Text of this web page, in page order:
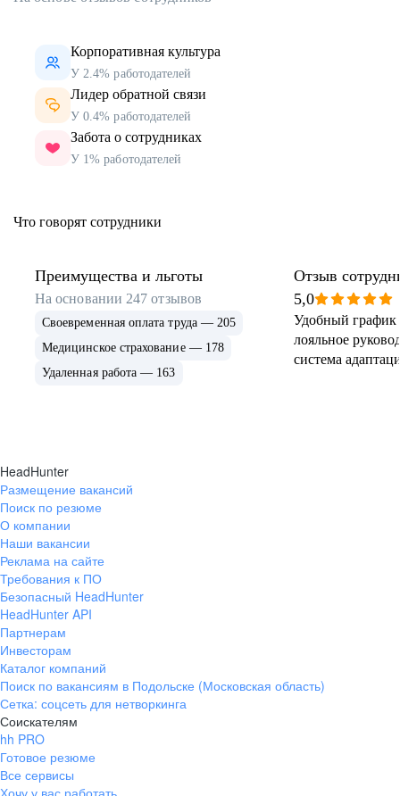
Корпоративная культура
У 2.4% работодателей
Лидер обратной связи
У 0.4% работодателей
Забота о сотрудниках
У 1% работодателей
Что говорят сотрудники
Преимущества и льготы
На основании 247 отзывов
Своевременная оплата труда — 205
Медицинское страхование — 178
Удаленная работа — 163
Отзыв
5,0
Удобный график
лояльное
система
HeadHunter
Размещение вакансий
Поиск по резюме
О компании
Наши вакансии
Реклама на сайте
Требования к ПО
Безопасный HeadHunter
HeadHunter API
Партнерам
Инвесторам
Каталог компаний
Поиск по вакансиям в Подольске (Московская область)
Сетка: соцсеть для нетворкинга
Соискателям
hh PRO
Готовое резюме
Все сервисы